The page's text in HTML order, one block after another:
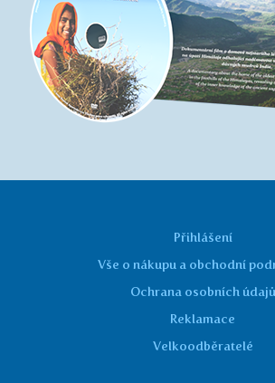
Přihlášení
Vše o nákupu a obchodní
Ochrana osobních údajů
Reklamace
Velkoodběratelé